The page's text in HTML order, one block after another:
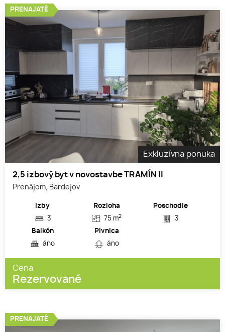
Exkluzívna ponuka
2,5 izbový byt v novostavbe TRAMÍN II
Prenájom, Bardejov
Izby
3
Rozloha
75 m2
Poschodie
3
Balkón
áno
Pivnica
áno
Cena
Rezervované
PRENAJATÉ
PRENAJATÉ